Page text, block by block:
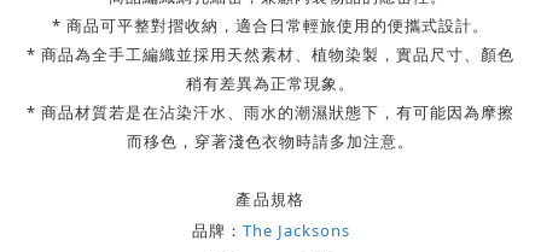
* 商品可平整對摺收納，適合日常輕旅使用的便攜式設計。
* 商品為全手工編織並採用天然素材、植物染製，實品尺寸、顏色
稍有差異為正常現象。
* 商品材質若是在沾染汗水、雨水的潮濕狀態下，有可能因為摩擦
而移色，穿著淺色衣物時請多加注意。
產品規格
品牌： The Jacksons